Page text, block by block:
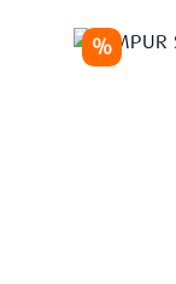
Rabatt
%